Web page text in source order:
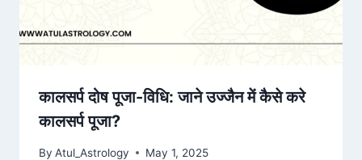
कालसर्प दोष पूजा-विधि: जाने उज्जैन में कैसे करे
कालसर्प पूजा?
By Atul_Astrology May 1, 2025